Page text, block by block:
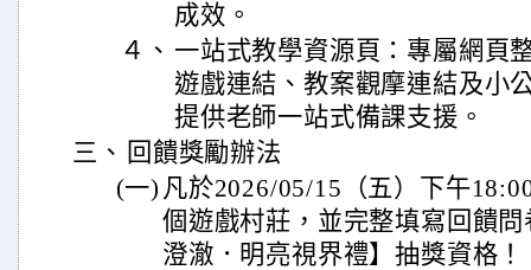
成效。
４、 一站式教學資源頁：專屬網頁
遊戲連結、教案觀摩連結及小
提供老師一站式備課支援。
三、 回饋獎勵辦法
(一) 凡於2026/05/15（五）下午
個遊戲村莊，並完整填寫回饋
澄澈．明亮視界禮】抽獎資格！